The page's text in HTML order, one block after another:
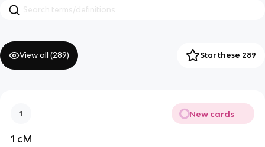
View all (289) Star these 289
1 New cards
1 cM